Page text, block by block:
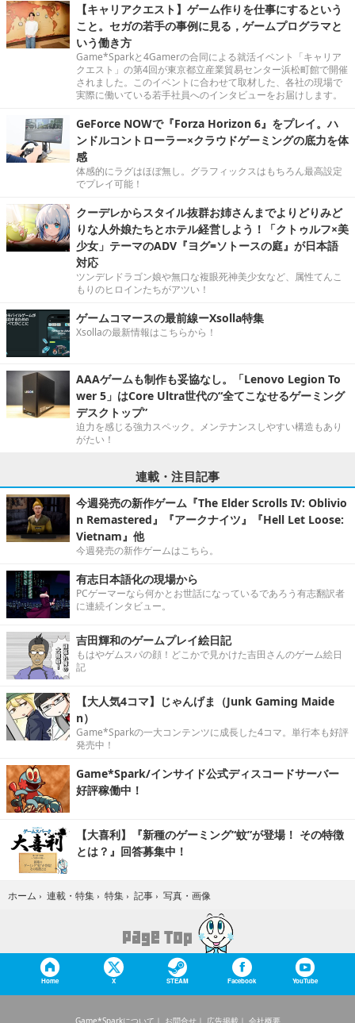
【キャリアクエスト】ゲーム作りを仕事にするという
こと。セガの若手の事例に見る，ゲームプログラマと
いう働き方
Game*Sparkと4Gamerの合同による就活イベント「キャリア
クエスト」の第4回が東京都立産業貿易センター浜松町館で開催
されました。このイベントに合わせて取材した、各社の現場で
実際に働いている若手社員へのインタビューをお届けします。
GeForce NOWで『Forza Horizon 6』をプレイ。ハ
ンドルコントローラー×クラウドゲーミングの底力を体
感
体感的にラグはほぼ無し。グラフィックスはもちろん最高設定
でプレイ可能！
クーデレからスタイル抜群お姉さんまでよりどりみど
りな人外娘たちとホテル経営しよう！「クトゥルフ×美
少女」テーマのADV『ヨグ=ソトースの庭』が日本語
対応
ツンデレドラゴン娘や無口な複眼死神美少女など、属性てんこ
もりのヒロインたちがアツい！
ゲームコマースの最前線ーXsolla特集
Xsollaの最新情報はこちらから！
AAAゲームも制作も妥協なし。「Lenovo Legion To
wer 5」はCore Ultra世代の“全てこなせるゲーミング
デスクトップ”
迫力を感じる強力スペック。メンテナンスしやすい構造もあり
がたい！
連載・注目記事
今週発売の新作ゲーム『The Elder Scrolls IV: Oblivio
n Remastered』『アークナイツ』『Hell Let Loose:
Vietnam』他
今週発売の新作ゲームはこちら。
有志日本語化の現場から
PCゲーマーなら何かとお世話になっているであろう有志翻訳者
に連続インタビュー。
吉田輝和のゲームプレイ絵日記
もはやゲムスパの顔！どこかで見かけた吉田さんのゲーム絵日
記
【大人気4コマ】じゃんげま（Junk Gaming Maide
n）
Game*Sparkの一大コンテンツに成長した4コマ。単行本も好評
発売中！
Game*Spark/インサイド公式ディスコードサーバー
好評稼働中！
【大喜利】『新種のゲーミング“蚊”が登場！ その特徴
とは？』回答募集中！
ホーム › 連載・特集 › 特集 › 記事 › 写真・画像
Home X STEAM Facebook YouTube
Game*Sparkについて お問合せ 広告掲載 会社概要